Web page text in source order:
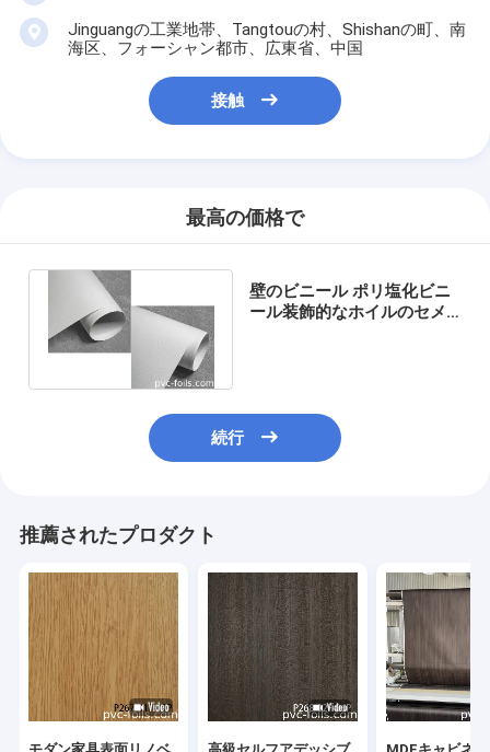
Jinguangの工業地帯、Tangtouの村、Shishanの町、南
海区、フォーシャン都市、広東省、中国
接触
最高の価格で
壁のビニール ポリ塩化ビニ
ール装飾的なホイルのセメ
続行
推薦されたプロダクト